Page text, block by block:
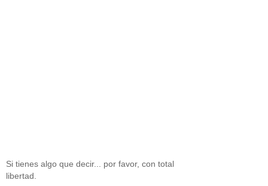
Si tienes algo que decir... por favor, con total
libertad.